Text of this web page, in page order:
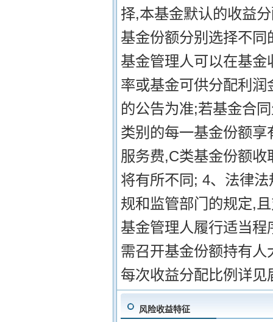
择,本基金默认的收益
基金份额分别选择不
基金管理人可以在基
率或基金可供分配利
的公告为准;若基金合
类别的每一基金份额
服务费,C类基金份额
将有所不同; 4、法律
规和监管部门的规定,
基金管理人履行适当
需召开基金份额持有
每次收益分配比例详
风险收益特征